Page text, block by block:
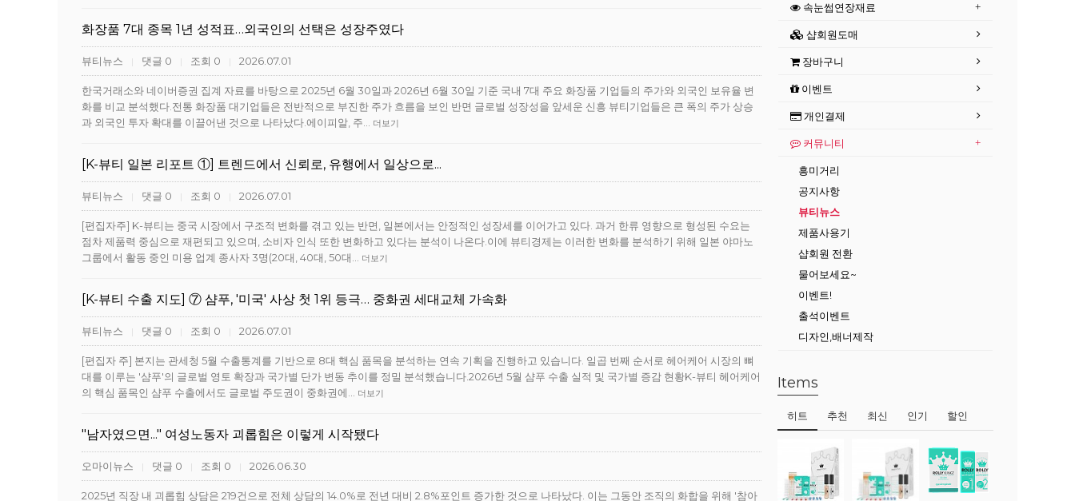
화장품 7대 종목 1년 성적표…외국인의 선택은 성장주였다
뷰티뉴스 | 댓글 0 | 조회 0 | 2026.07.01
한국거래소와 네이버증권 집계 자료를 바탕으로 2025년 6월 30일과 2026년 6월 30일 기준 국내 7대 주요 화장품 기업들의 주가와 외국인 보유율 변
화를 비교 분석했다.전통 화장품 대기업들은 전반적으로 부진한 주가 흐름을 보인 반면 글로벌 성장성을 앞세운 신흥 뷰티기업들은 큰 폭의 주가 상승
과 외국인 투자 확대를 이끌어낸 것으로 나타났다.에이피알, 주…
더보기
[K-뷰티 일본 리포트 ①] 트렌드에서 신뢰로, 유행에서 일상으로...
뷰티뉴스 | 댓글 0 | 조회 0 | 2026.07.01
[편집자주] K-뷰티는 중국 시장에서 구조적 변화를 겪고 있는 반면, 일본에서는 안정적인 성장세를 이어가고 있다. 과거 한류 영향으로 형성된 수요는
점차 제품력 중심으로 재편되고 있으며, 소비자 인식 또한 변화하고 있다는 분석이 나온다.이에 뷰티경제는 이러한 변화를 분석하기 위해 일본 야마노
그룹에서 활동 중인 미용 업계 종사자 3명(20대, 40대, 50대…
더보기
[K-뷰티 수출 지도] ⑦ 샴푸, '미국' 사상 첫 1위 등극… 중화권 세대교체 가속화
뷰티뉴스 | 댓글 0 | 조회 0 | 2026.07.01
[편집자 주] 본지는 관세청 5월 수출통계를 기반으로 8대 핵심 품목을 분석하는 연속 기획을 진행하고 있습니다. 일곱 번째 순서로 헤어케어 시장의 뼈
대를 이루는 '샴푸'의 글로벌 영토 확장과 국가별 단가 변동 추이를 정밀 분석했습니다.2026년 5월 샴푸 수출 실적 및 국가별 증감 현황K-뷰티 헤어케어
의 핵심 품목인 샴푸 수출에서도 글로벌 주도권이 중화권에…
더보기
"남자였으면..." 여성노동자 괴롭힘은 이렇게 시작됐다
오마이뉴스 | 댓글 0 | 조회 0 | 2026.06.30
2025년 직장 내 괴롭힘 상담은 219건으로 전체 상담의 14.0%로 전년 대비 2.8%포인트 증가한 것으로 나타났다. 이는 그동안 조직의 화합을 위해 '참아
속눈썹연장재료
샵회원도매
장바구니
이벤트
개인결제
커뮤니티
흥미거리
공지사항
뷰티뉴스
제품사용기
샵회원 전환
물어보세요~
이벤트!
출석이벤트
디자인,배너제작
Items
히트 추천 최신 인기 할인